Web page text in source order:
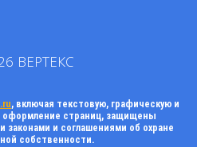
ВЕРТЕКС
, включая текстовую, графическую и
оформление страниц, защищены
и соглашениями об охране
собственности.